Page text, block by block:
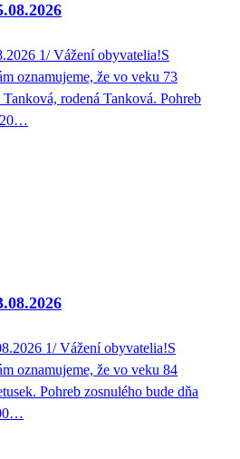
1/ Vážení obyvatelia!S
oznamujeme, že vo veku 73
rodená Tanková. Pohreb
1/ Vážení obyvatelia!S
oznamujeme, že vo veku 84
Pohreb zosnulého bude dňa